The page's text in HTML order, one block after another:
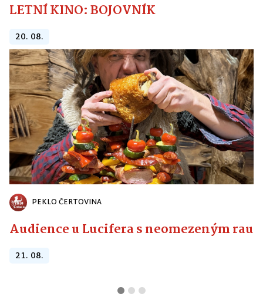
LETNÍ KINO: BOJOVNÍK
20. 08.
PEKLO ČERTOVINA
Audience u Lucifera s neomezeným
21. 08.